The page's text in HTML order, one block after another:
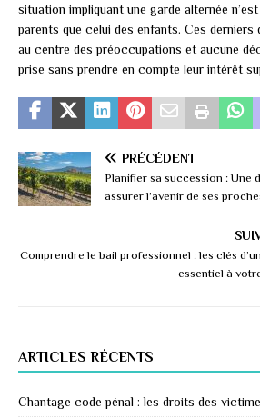
situation impliquant une garde alternée
parents que celui des enfants. Ces
au centre des préoccupations et aucune
prise sans prendre en compte leur intérêt
PRÉCÉDENT
Planifier sa succession : Une
assurer l’avenir de ses
Comprendre le bail professionnel : les clés
essentiel à
ARTICLES RÉCENTS
Chantage code pénal : les droits des